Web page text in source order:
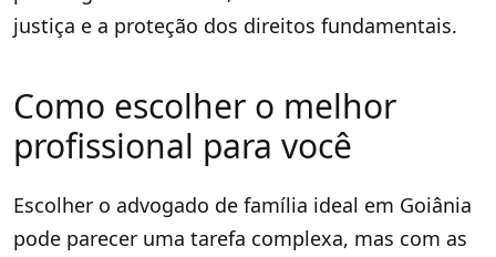
justiça e a proteção dos direitos fundamentais.
Como escolher o melhor
profissional para você
Escolher o advogado de família ideal em Goiânia
pode parecer uma tarefa complexa, mas com as